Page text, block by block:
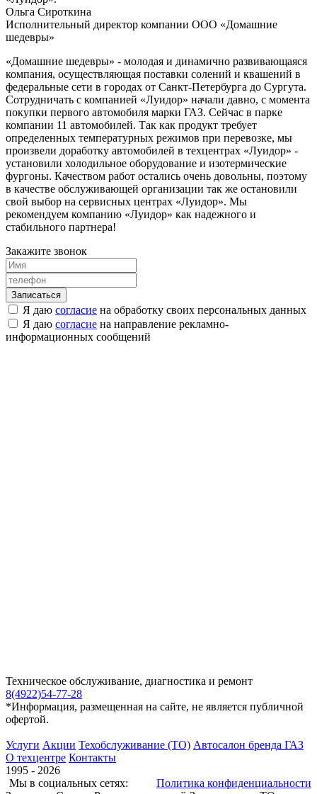
Ольга Сироткина
Исполнительный директор компании ООО «Домашние
шедевры»
«Домашние шедевры» - молодая и динамично развивающаяся
компания, осуществляющая поставки солений и квашений в
федеральные сети в городах от Санкт-Петербурга до Сургута.
Сотрудничать с компанией «Луидор» начали давно, с момента
покупки первого автомобиля марки ГАЗ. Сейчас в парке
компании 11 автомобилей. Так как продукт требует
определенных температурных режимов при перевозке, мы
произвели доработку автомобилей в техцентрах «Луидор» -
установили холодильное оборудование и изотермические
фургоны. Качеством работ остались очень довольны, поэтому
в качестве обслуживающей организации так же остановили
свой выбор на сервисных центрах «Луидор». Мы
рекомендуем компанию «Луидор» как надежного и
стабильного партнера!
Закажите звонок
Я даю согласие на обработку своих персональных данных
Я даю согласие на направление рекламно-
информационных сообщений
Техническое обслуживание, диагностика и ремонт
8(4922)54-77-28
*Информация, размещенная на сайте, не является публичной
офертой.
Услуги Акции Техобслуживание (ТО) Автосалон бренда ГАЗ
О техцентре Контакты
1995 - 2026
Мы в социальных сетях:
Политика конфиденциальности